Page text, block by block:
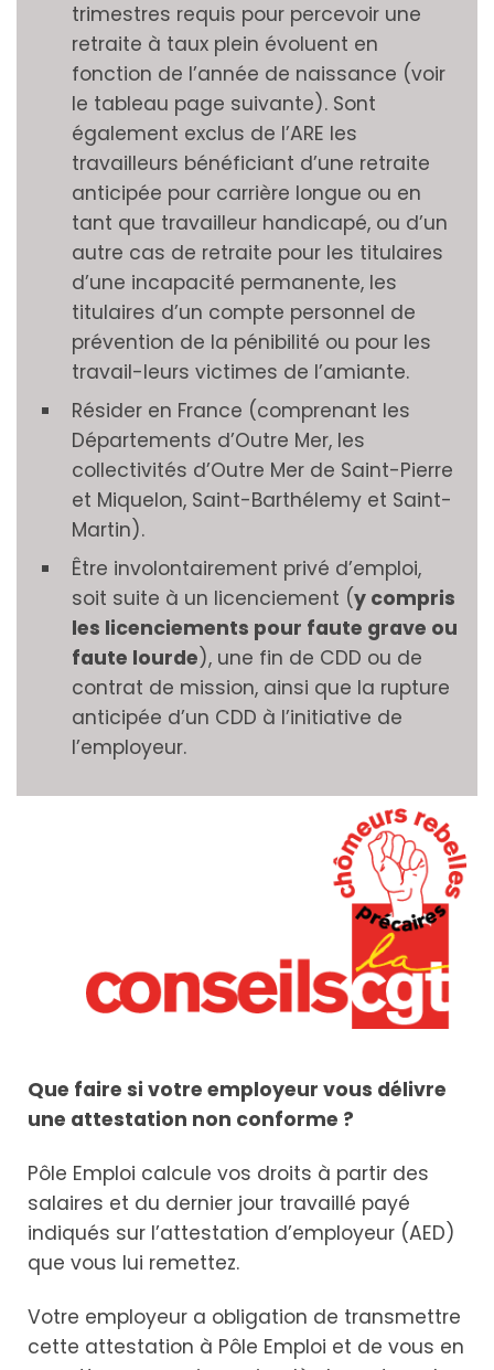
trimestres requis pour percevoir une
retraite à taux plein évoluent en
fonction de l’année de naissance (voir
le tableau page suivante). Sont
également exclus de l’ARE les
travailleurs bénéficiant d’une retraite
anticipée pour carrière longue ou en
tant que travailleur handicapé, ou d’un
autre cas de retraite pour les titulaires
d’une incapacité permanente, les
titulaires d’un compte personnel de
prévention de la pénibilité ou pour les
travail-leurs victimes de l’amiante.
Résider en France (comprenant les
Départements d’Outre Mer, les
collectivités d’Outre Mer de Saint-Pierre
et Miquelon, Saint-Barthélemy et Saint-
Martin).
Être involontairement privé d’emploi,
soit suite à un licenciement (y compris
les licenciements pour faute grave ou
faute lourde), une fin de CDD ou de
contrat de mission, ainsi que la rupture
anticipée d’un CDD à l’initiative de
l’employeur.
Que faire si votre employeur vous délivre
une attestation non conforme ?
Pôle Emploi calcule vos droits à partir des
salaires et du dernier jour travaillé payé
indiqués sur l’attestation d’employeur (AED)
que vous lui remettez.
Votre employeur a obligation de transmettre
cette attestation à Pôle Emploi et de vous en